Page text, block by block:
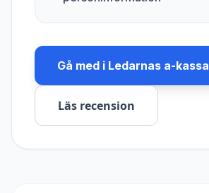
Gå med i Ledarnas a-kassa
Läs recension